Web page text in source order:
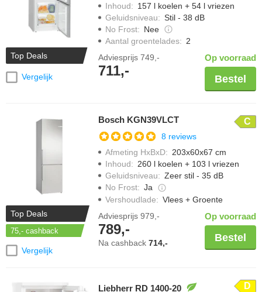
Top Deals
Vergelijk
Inhoud: 157 l koelen + 54 l vriezen
Geluidsniveau: Stil - 38 dB
No Frost: Nee
Aantal groentelades: 2
Adviesprijs 749,-
711,-
Op voorraad
Bestel
Top Deals
75,- cashback
Vergelijk
Bosch KGN39VLCT C
8 reviews
Afmeting HxBxD: 203x60x67 cm
Inhoud: 260 l koelen + 103 l vriezen
Geluidsniveau: Zeer stil - 35 dB
No Frost: Ja
Vershoudlade: Vlees + Groente
Adviesprijs 979,-
789,-
Na cashback 714,-
Op voorraad
Bestel
Liebherr RD 1400-20 D